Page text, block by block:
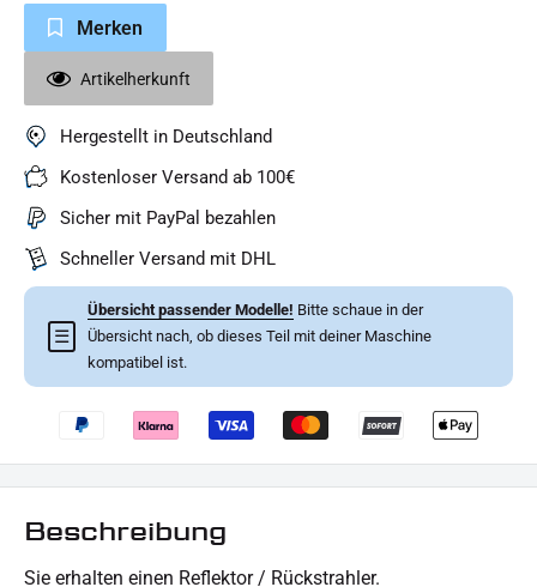
Merken
Artikelherkunft
Hergestellt in Deutschland
Kostenloser Versand ab 100€
Sicher mit PayPal bezahlen
Schneller Versand mit DHL
☰
Übersicht passender Modelle! Bitte schaue in der
Übersicht nach, ob dieses Teil mit deiner Maschine
kompatibel ist.
Beschreibung
Sie erhalten einen Reflektor / Rückstrahler.